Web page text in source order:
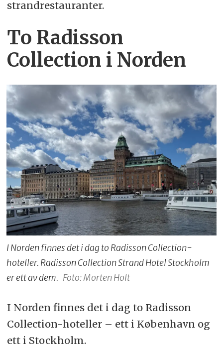
strandrestauranter.
To Radisson
Collection i Norden
I Norden finnes det i dag to Radisson Collection-
hoteller. Radisson Collection Strand Hotel Stockholm
er ett av dem. Foto: Morten Holt
I Norden finnes det i dag to Radisson
Collection-hoteller – ett i København og
ett i Stockholm.